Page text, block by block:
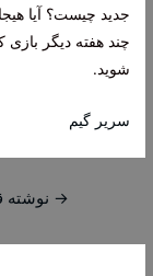
چند هفته دیگر
شوید.
سریر گیم
راهبری
→ نوشته